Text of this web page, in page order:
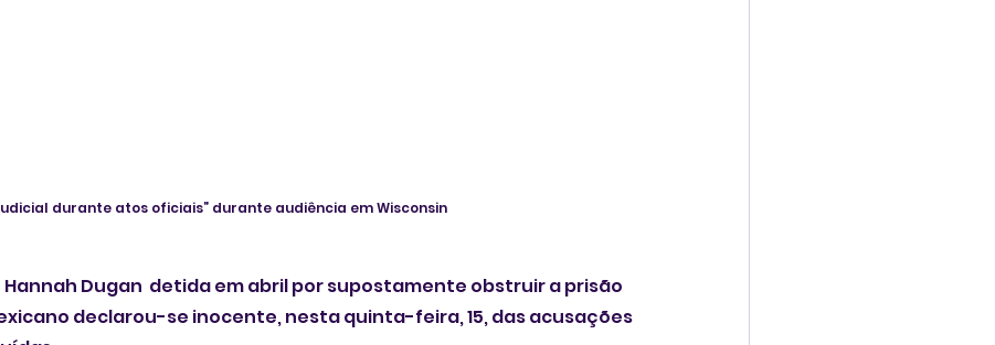
durante atos oficiais” durante audiência em Wisconsin
Hannah Dugan  detida em abril por supostamente obstruir a prisão
declarou-se inocente, nesta quinta-feira, 15, das acusações